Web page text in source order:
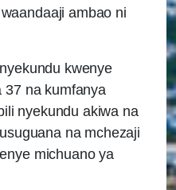
ambao ni
kwenye
37 na kumfanya
nyekundu akiwa na
na mchezaji
michuano ya